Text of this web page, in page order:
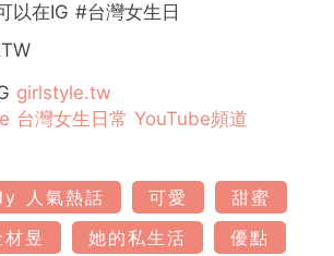
以在IG #台灣女生日
girlstyle.tw
台灣女生日常 YouTube頻道
人氣熱話 可愛
甜蜜
材昱 她的私生活
優點